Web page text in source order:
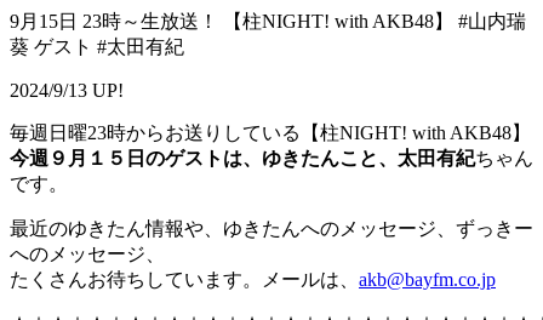
9月15日 23時～生放送！ 【柱NIGHT! with AKB48】 #山内瑞
葵 ゲスト #太田有紀
2024/9/13 UP!
毎週日曜23時からお送りしている【柱NIGHT! with AKB48】
今週９月１５日のゲストは、ゆきたんこと、太田有紀ちゃん
です。
最近のゆきたん情報や、ゆきたんへのメッセージ、ずっきー
へのメッセージ、
たくさんお待ちしています。メールは、 akb@bayfm.co.jp